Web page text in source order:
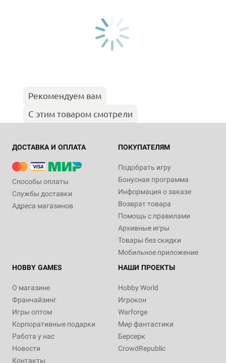
Рекомендуем вам
С этим товаром смотрели
ДОСТАВКА И ОПЛАТА
Способы оплаты
Службы доставки
Адреса магазинов
ПОКУПАТЕЛЯМ
Подобрать игру
Бонусная программа
Информация о заказе
Возврат товара
Помощь с правилами
Архивные игры
Товары без скидки
Мобильное приложение
HOBBY GAMES
О магазине
Франчайзинг
Игры оптом
Корпоративные подарки
Работа у нас
Новости
Контакты
НАШИ ПРОЕКТЫ
Hobby World
Игрокон
Warforge
Мир фантастики
Берсерк
CrowdRepublic